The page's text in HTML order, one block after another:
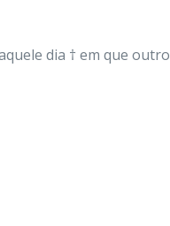
dia † em que